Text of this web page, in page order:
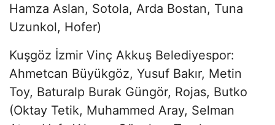
Hamza Aslan, Sotola, Arda Bostan, Tuna
Uzunkol, Hofer)
Kuşgöz İzmir Vinç Akkuş Belediyespor:
Ahmetcan Büyükgöz, Yusuf Bakır, Metin
Toy, Baturalp Burak Güngör, Rojas, Butko
(Oktay Tetik, Muhammed Aray, Selman